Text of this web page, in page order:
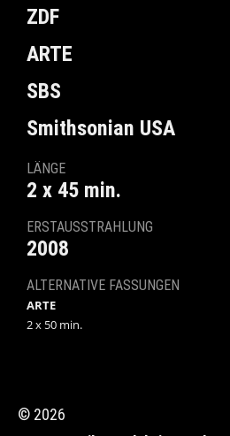
ZDF
ARTE
SBS
Smithsonian USA
LÄNGE
2 x 45 min.
ERSTAUSSTRAHLUNG
2008
ALTERNATIVE FASSUNGEN
ARTE
2 x 50 min.
© 2026